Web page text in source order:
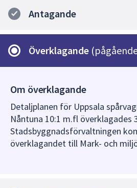
Antagande
Överklagande
Om överklagande
Detaljplanen för Uppsala
Nåntuna 10:1 m.fl överklagades
Stadsbyggnadsförvaltningen
överklagandet till Mark- och